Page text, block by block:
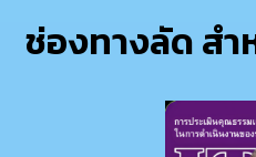
ช่องทางลัด สำ